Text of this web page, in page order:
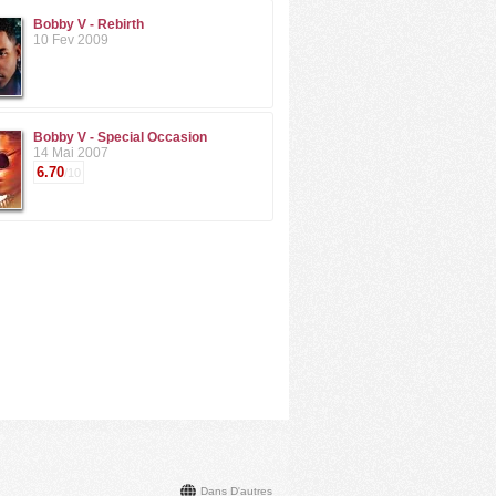
Bobby V - Rebirth
10 Fev 2009
Bobby V - Special Occasion
14 Mai 2007
6.70/10
Dans D'autres